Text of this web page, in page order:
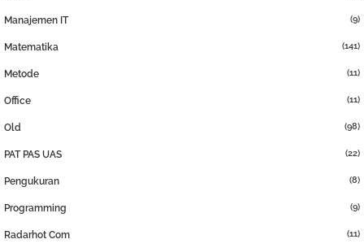
Manajemen IT (9)
Matematika (141)
Metode (11)
Office (11)
Old (98)
PAT PAS UAS (22)
Pengukuran (8)
Programming (9)
Radarhot Com (11)